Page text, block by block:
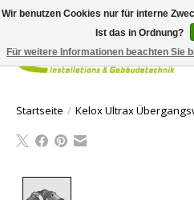
Startseite / Kelox Ultrax
Wir benutzen Cookies nur für interne
Ist das in Ordnung?
Für weitere Informationen beachten Sie